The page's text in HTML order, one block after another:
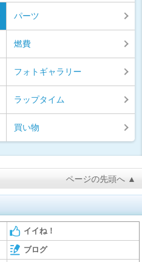
パーツ
燃費
フォトギャラリー
ラップタイム
買い物
ページの先頭へ ▲
イイね！
ブログ